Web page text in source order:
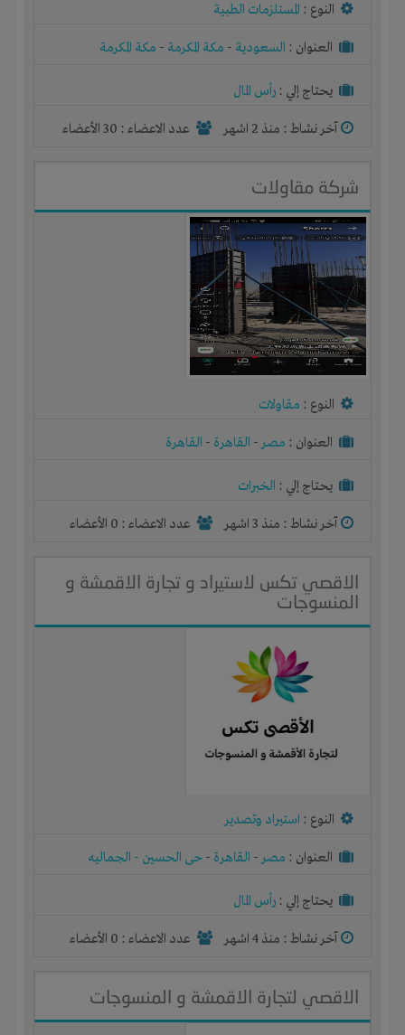
النوع : المستلزمات الطبية
العنوان : السعودية - مكة المكرمة - مكة المكرمة
يحتاج إلي : رأس المال
آخر نشاط : منذ 2 اشهر عدد الاعضاء : 30 الأعضاء
شركة مقاولات
النوع : مقاولات
العنوان : مصر- القاهرة - القاهرة
يحتاج إلي : الخبرات
آخر نشاط : منذ 3 اشهر عدد الاعضاء : 0 الأعضاء
الاقصي تكس لاستيراد و تجارة الاقمشة و
المنسوجات
النوع : استيراد وتصدير
العنوان : مصر- القاهرة - حى الحسين - الجماليه
يحتاج إلي : رأس المال
آخر نشاط : منذ 4 اشهر عدد الاعضاء : 0 الأعضاء
الاقصي لتجارة الاقمشة و المنسوجات